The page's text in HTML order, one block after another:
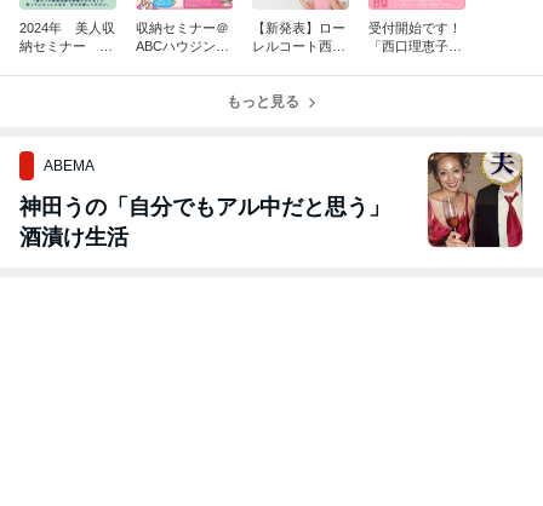
2024年 美人収
納セミナー ～
収納セミナー＠
ABCハウジング
【新発表】ロー
レルコート西宮
受付開始です！
「西口理恵子の
もっと見る
ABEMA
神田うの「自分でもアル中だと思う」
酒漬け生活